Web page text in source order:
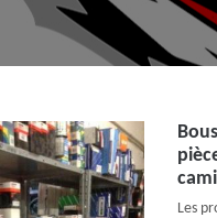
Les